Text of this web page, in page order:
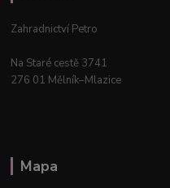
Zahradnictví Petro
Na Staré cestě 3741
276 01 Mělník–Mlazice
Mapa